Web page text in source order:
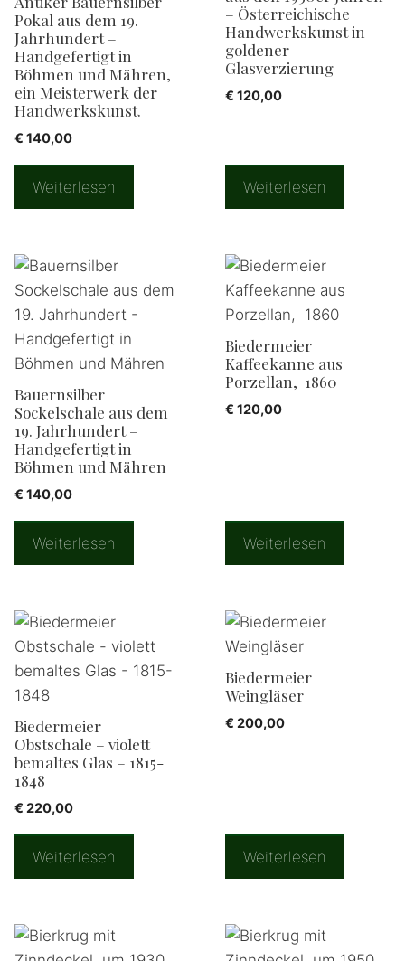
Pokal aus dem 19.
Jahrhundert –
Handgefertigt in
Böhmen und Mähren,
ein Meisterwerk der
Handwerkskunst.
€ 140,00
Weiterlesen
– Österreichische
Handwerkskunst in
goldener
Glasverzierung
€ 120,00
Weiterlesen
Bauernsilber
Sockelschale aus dem
19. Jahrhundert –
Handgefertigt in
Böhmen und Mähren
€ 140,00
Weiterlesen
Biedermeier
Kaffeekanne aus
Porzellan, 1860
€ 120,00
Weiterlesen
Biedermeier
Obstschale – violett
bemaltes Glas – 1815-
1848
€ 220,00
Weiterlesen
Biedermeier
Weingläser
€ 200,00
Weiterlesen